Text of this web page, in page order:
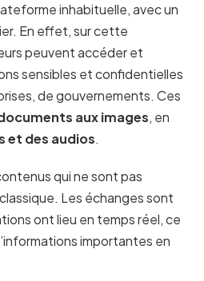
inhabituelle, avec un
En effet, sur cette
peuvent accéder et
sensibles et confidentielles
de gouvernements. Ces
aux images, en
et des audios.
qui ne sont pas
Les échanges sont
ont lieu en temps réel, ce
importantes en